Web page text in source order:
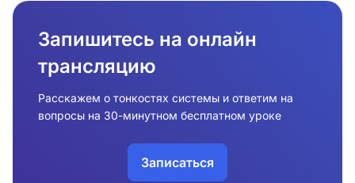
Запишитесь на онлайн
трансляцию
Расскажем о тонкостях системы и ответим на
вопросы на 30-минутном бесплатном уроке
Записаться